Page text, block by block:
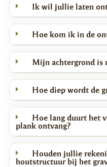
- Persoonlijke boodschap
Ik wil jullie laten
Hoe kom ik in de
Mijn achtergrond is
Hoe diep wordt de
Hoe lang duurt het
plank ontvang?
Houden jullie
houtstructuur bij het